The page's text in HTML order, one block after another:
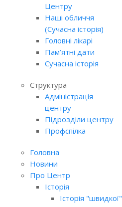
Центру
Наші обличчя
(Сучасна історія)
Головні лікарі
Пам’ятні дати
Сучасна історія
Структура
Адміністрація
центру
Підрозділи центру
Профспілка
Головна
Новини
Про Центр
Історія
Історія "швидкої"